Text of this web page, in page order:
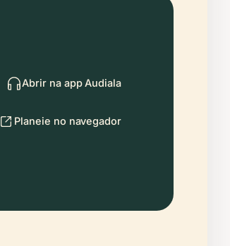
Abrir na app Audiala
Planeie no navegador